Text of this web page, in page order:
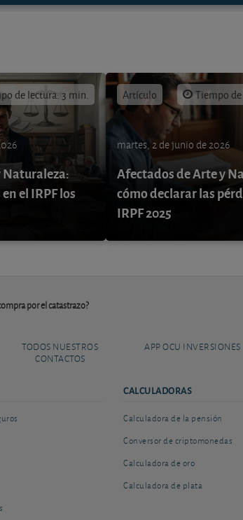
de lectura: 3 min.
Naturaleza:
el IRPF los
Artículo Tiempo
martes, 2 de junio de 2026
Afectados de Arte y
cómo declarar las
IRPF 2025
por el catastrazo?
TODOS NUESTROS
CONTACTOS
APP OCU INVERSIONES
CALCULADORAS
Calculadora de la pensión
Conversor de criptomonedas
Calculadora de oro
Calculadora de plata